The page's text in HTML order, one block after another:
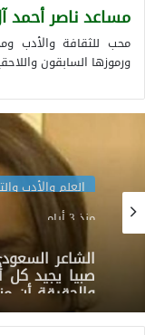
مساعد ناصر أحمد
محب للثقافة والأدب
ورموزها السابقون
العلم والأدب
منذ 3 أيام
الشاعر
صبيا يجيد كل
والحقيقة أن
والكتاب